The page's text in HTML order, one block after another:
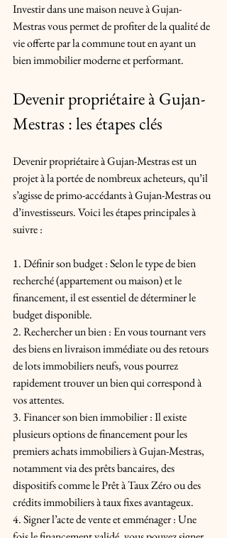
Investir dans une maison neuve à Gujan-
Mestras vous permet de profiter de la qualité de
vie offerte par la commune tout en ayant un
bien immobilier moderne et performant.
Devenir propriétaire à Gujan-
Mestras : les étapes clés
Devenir propriétaire à Gujan-Mestras est un
projet à la portée de nombreux acheteurs, qu’il
s’agisse de primo-accédants à Gujan-Mestras ou
d’investisseurs. Voici les étapes principales à
suivre :
1. Définir son budget : Selon le type de bien
recherché (appartement ou maison) et le
financement, il est essentiel de déterminer le
budget disponible.
2. Rechercher un bien : En vous tournant vers
des biens en livraison immédiate ou des retours
de lots immobiliers neufs, vous pourrez
rapidement trouver un bien qui correspond à
vos attentes.
3. Financer son bien immobilier : Il existe
plusieurs options de financement pour les
premiers achats immobiliers à Gujan-Mestras,
notamment via des prêts bancaires, des
dispositifs comme le Prêt à Taux Zéro ou des
crédits immobiliers à taux fixes avantageux.
4. Signer l’acte de vente et emménager : Une